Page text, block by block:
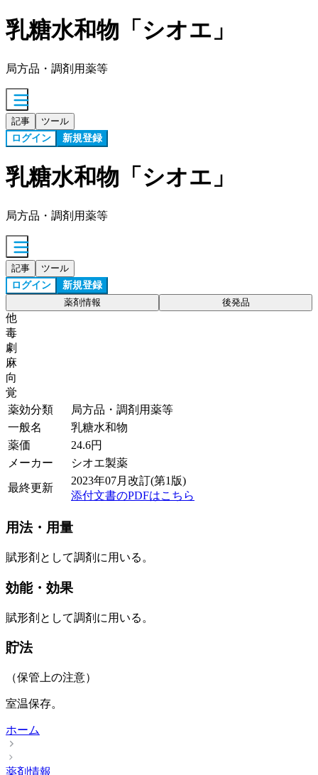
乳糖水和物「シオエ」
局方品・調剤用薬等
記事 ツール
ログイン 新規登録
乳糖水和物「シオエ」
局方品・調剤用薬等
記事 ツール
ログイン 新規登録
薬剤情報 後発品
他
毒
劇
麻
向
覚
薬効分類
局方品・調剤用薬等
一般名
乳糖水和物
薬価
24.6円
メーカー
シオエ製薬
最終更新
2023年07月改訂(第1版)
添付文書のPDFはこちら
用法・用量
賦形剤として調剤に用いる。
効能・効果
賦形剤として調剤に用いる。
貯法
（保管上の注意）
室温保存。
ホーム
薬剤情報